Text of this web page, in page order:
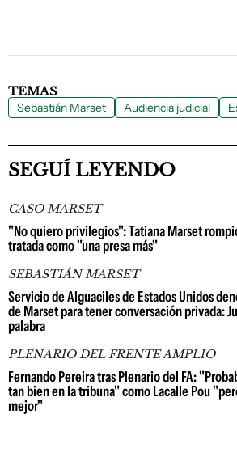
TEMAS
Sebastián Marset Audiencia judicial
SEGUÍ LEYENDO
CASO MARSET
"No quiero privilegios": Tatiana Marset
tratada como "una presa más"
SEBASTIÁN MARSET
Servicio de Alguaciles de Estados Unidos
de Marset para tener conversación privada:
palabra
PLENARIO DEL FRENTE AMPLIO
Fernando Pereira tras Plenario del FA:
tan bien en la tribuna" como Lacalle Pou
mejor"